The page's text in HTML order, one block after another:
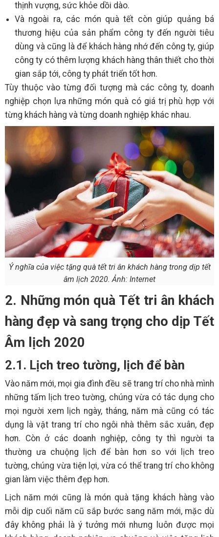
thịnh vượng, sức khỏe dồi dào.
Và ngoài ra, các món quà tết còn giúp quảng bá
thương hiệu của sản phẩm công ty đến người tiêu
dùng và cũng là để khách hàng nhớ đến công ty, giúp
công ty có thêm lượng khách hàng thân thiết cho thời
gian sắp tới, công ty phát triển tốt hơn.
Tùy thuộc vào từng đối tượng mà các công ty, doanh
nghiệp chọn lựa những món quà có giá trị phù hợp với
từng khách hàng và từng doanh nghiệp khác nhau.
Ý nghĩa của việc tặng quà tết tri ân khách hàng trong dịp tết
âm lịch 2020. Ảnh: Internet
2. Những món quà Tết tri ân khách
hàng đẹp và sang trọng cho dịp Tết
Âm lịch 2020
2.1. Lịch treo tường, lịch để bàn
Vào năm mới, mọi gia đình đều sẽ trang trí cho nhà mình
những tấm lịch treo tường, chúng vừa có tác dụng cho
mọi người xem lịch ngày, tháng, năm mà cũng có tác
dụng là vật trang trí cho ngôi nhà thêm sắc xuân, đẹp
hơn. Còn ở các doanh nghiệp, công ty thì người ta
thường ưa chuộng lịch để bàn hơn so với lịch treo
tường, chúng vừa tiện lợi, vừa có thể trang trí cho không
gian làm việc thêm đẹp hơn.
Lịch năm mới cũng là món quà tặng khách hàng vào
mỗi dịp cuối năm cũ sắp bước sang năm mới, mặc dù
đây không phải là ý tưởng mới nhưng luôn được mọi